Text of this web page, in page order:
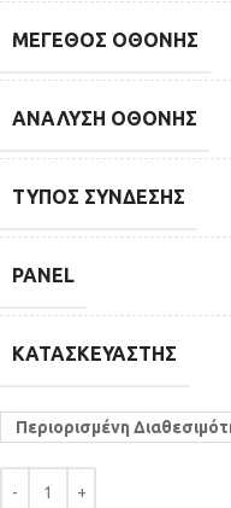
ΜΈΓΕΘΟΣ ΟΘΌΝΗΣ
ΑΝΆΛΥΣΗ ΟΘΌΝΗΣ
ΤΎΠΟΣ ΣΎΝΔΕΣΗΣ
PANEL
ΚΑΤΑΣΚΕΥΑΣΤΉΣ
Περιορισμένη